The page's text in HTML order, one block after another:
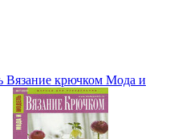
Вязание крючком Мода и